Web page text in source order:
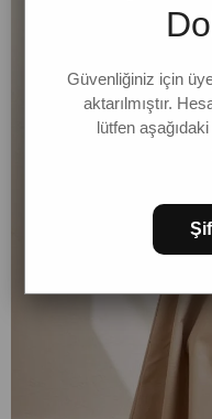
Güvenliğiniz için
aktarılmıştır.
lütfen